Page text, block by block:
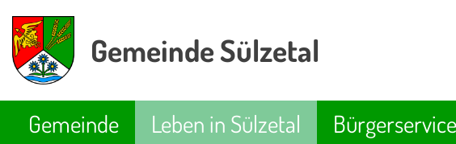
Gemeinde Sülzetal
Gemeinde Leben in Sülzetal Bürgerservice